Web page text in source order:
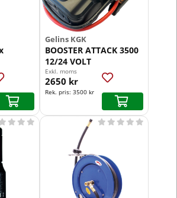
Gelins KGK
BOOSTER ATTACK 3500
12/24 VOLT
Exkl. moms
2650 kr
Rek. pris: 3500 kr
       